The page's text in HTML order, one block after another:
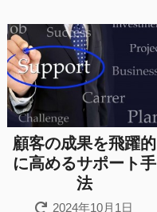
顧客の成果を飛躍的
に高めるサポート手
法
2024年10月1日